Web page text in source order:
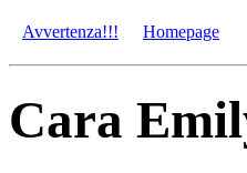
Avvertenza!!! Homepage
Cara